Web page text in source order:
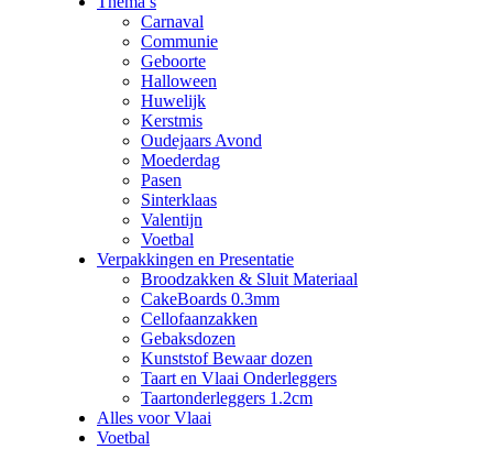
Carnaval
Communie
Geboorte
Halloween
Huwelijk
Kerstmis
Oudejaars Avond
Moederdag
Pasen
Sinterklaas
Valentijn
Voetbal
Verpakkingen en Presentatie
Broodzakken & Sluit Materiaal
CakeBoards 0.3mm
Cellofaanzakken
Gebaksdozen
Kunststof Bewaar dozen
Taart en Vlaai Onderleggers
Taartonderleggers 1.2cm
Alles voor Vlaai
Voetbal